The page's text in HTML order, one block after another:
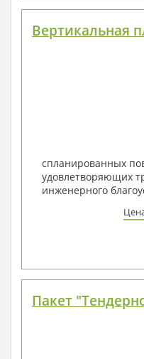
Вертикальная
спланированных
удовлетворяющих
инженерного
Пакет